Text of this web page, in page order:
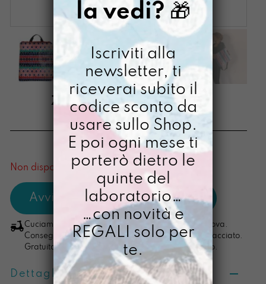
ZAINO UNASTANZA
€ 95,00
[ Zaino: 38,5 x 33 x 10 cm ]
Non disponibile al momento
Cuciamo ogni ordine nel nostro laboratorio di Padova.
Consegna in 4/5 giorni lavorativi, pacco sempre tracciato.
Gratuita per ordini di importo superiore ai 100 euro.
Dettagli prodotto
la vedi? 🎁
Iscriviti alla
newsletter, ti
riceverai subito il
codice sconto da
usare sullo Shop.
E poi ogni mese ti
porterò dietro le
quinte del
laboratorio…
…con novità e
REGALI solo per
te.